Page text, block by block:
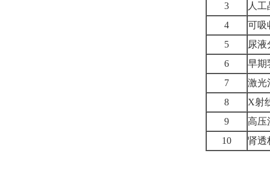
3
人
4
可吸
5
尿液
6
早期
7
激光
8
X射
9
高压
10
肾透